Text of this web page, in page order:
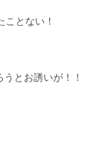
とない！
とお誘いが！！